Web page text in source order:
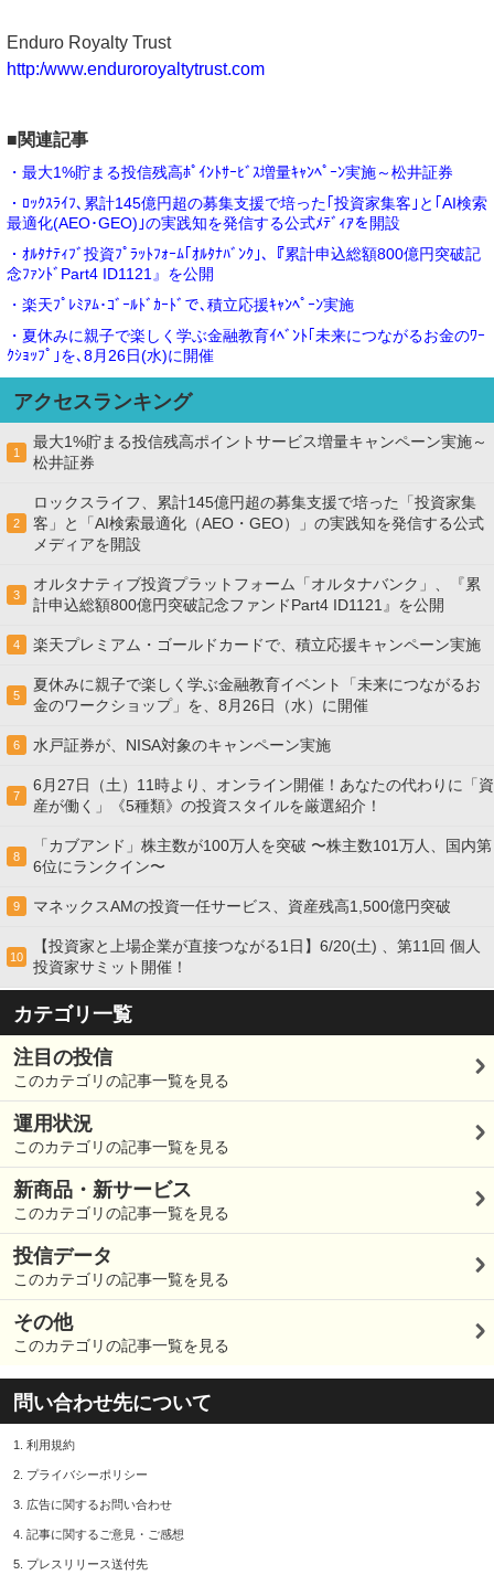
Enduro Royalty Trust
http:/www.enduroroyaltytrust.com
■関連記事
・最大1%貯まる投信残高ﾎﾟｲﾝﾄｻｰﾋﾞｽ増量ｷｬﾝﾍﾟｰﾝ実施～松井証券
・ﾛｯｸｽﾗｲﾌ､累計145億円超の募集支援で培った｢投資家集客｣と｢AI検索
最適化(AEO･GEO)｣の実践知を発信する公式ﾒﾃﾞｨｱを開設
・ｵﾙﾀﾅﾃｨﾌﾞ投資ﾌﾟﾗｯﾄﾌｫｰﾑ｢ｵﾙﾀﾅﾊﾞﾝｸ｣､『累計申込総額800億円突破記
念ﾌｧﾝﾄﾞPart4 ID1121』を公開
・楽天ﾌﾟﾚﾐｱﾑ･ｺﾞｰﾙﾄﾞｶｰﾄﾞで､積立応援ｷｬﾝﾍﾟｰﾝ実施
・夏休みに親子で楽しく学ぶ金融教育ｲﾍﾞﾝﾄ｢未来につながるお金のﾜｰ
ｸｼｮｯﾌﾟ｣を､8月26日(水)に開催
アクセスランキング
1
最大1%貯まる投信残高ポイントサービス増量キャンペーン実施～
松井証券
2
ロックスライフ、累計145億円超の募集支援で培った「投資家集
客」と「AI検索最適化（AEO・GEO）」の実践知を発信する公式
メディアを開設
3
オルタナティブ投資プラットフォーム「オルタナバンク」、『累
計申込総額800億円突破記念ファンドPart4 ID1121』を公開
4 楽天プレミアム・ゴールドカードで、積立応援キャンペーン実施
5
夏休みに親子で楽しく学ぶ金融教育イベント「未来につながるお
金のワークショップ」を、8月26日（水）に開催
6 水戸証券が、NISA対象のキャンペーン実施
7
6月27日（土）11時より、オンライン開催！あなたの代わりに「資
産が働く」《5種類》の投資スタイルを厳選紹介！
8
「カブアンド」株主数が100万人を突破 〜株主数101万人、国内第
6位にランクイン〜
9 マネックスAMの投資一任サービス、資産残高1,500億円突破
10
【投資家と上場企業が直接つながる1日】6/20(土) 、第11回 個人
投資家サミット開催！
カテゴリ一覧
注目の投信
このカテゴリの記事一覧を見る
運用状況
このカテゴリの記事一覧を見る
新商品・新サービス
このカテゴリの記事一覧を見る
投信データ
このカテゴリの記事一覧を見る
その他
このカテゴリの記事一覧を見る
問い合わせ先について
1. 利用規約
2. プライバシーポリシー
3. 広告に関するお問い合わせ
4. 記事に関するご意見・ご感想
5. プレスリリース送付先